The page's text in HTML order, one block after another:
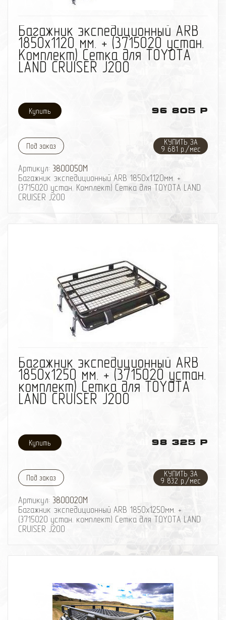
Багажник экспедиционный ARB
1850х1120 мм. + (3715020 устан.
Комплект) Сетка для TOYOTA
LAND CRUISER J200
96 805 Р
Под заказ
КУПИТЬ ЗА
9 681 р./мес
Артикул: 3800050M
Багажник экспедиционный ARB 1850х1120мм. +
(3715020 устан. Комплект) Сетка для TOYOTA LAND
CRUISER J200
Багажник экспедиционный ARB
1850х1250 мм. + (3715020 устан.
комплект) Сетка для TOYOTA
LAND CRUISER J200
98 325 Р
Под заказ
КУПИТЬ ЗА
9 832 р./мес
Артикул: 3800020M
Багажник экспедиционный ARB 1850х1250мм. +
(3715020 устан. комплект) Сетка для TOYOTA LAND
CRUISER J200